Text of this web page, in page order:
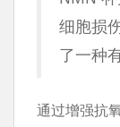
细胞损
了一种
通过增强抗